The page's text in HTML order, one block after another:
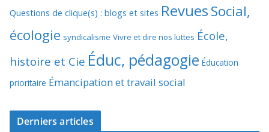
Questions de clique(s) : blogs et sites RevuesSocial,
écologie syndicalisme Vivre et dire nos luttes École,
histoire et Cie Éduc, pédagogie Éducation
prioritaire Émancipation et travail social
Derniers articles